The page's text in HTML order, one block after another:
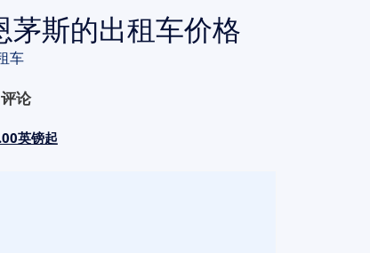
茅斯的出租车价格
车
评论
英镑起